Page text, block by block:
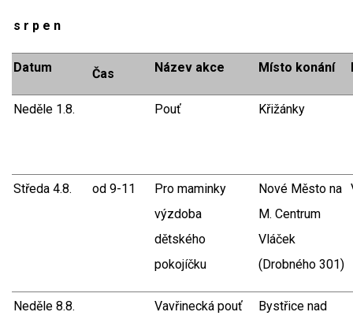
s r p e n
Datum Čas Název akce Místo konání
Neděle 1.8. Pouť Křižánky
Středa 4.8. od 9-11
Pro maminky
výzdoba
dětského
pokojíčku
Nové Město na
M. Centrum
Vláček
(Drobného 301)
Neděle 8.8. Vavřinecká pouť
Bystřice nad